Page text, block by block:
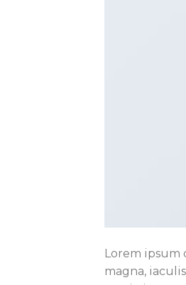
Lorem ipsum
magna,